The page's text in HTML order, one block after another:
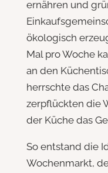
ernähren und
ökologisch
Mal pro Woche
an den
herrschte das
zerpflückten die
der Küche das
So entstand die
Wochenmarkt,